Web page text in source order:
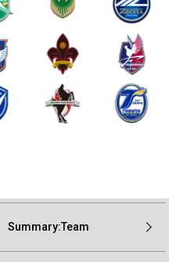
Summary:Team